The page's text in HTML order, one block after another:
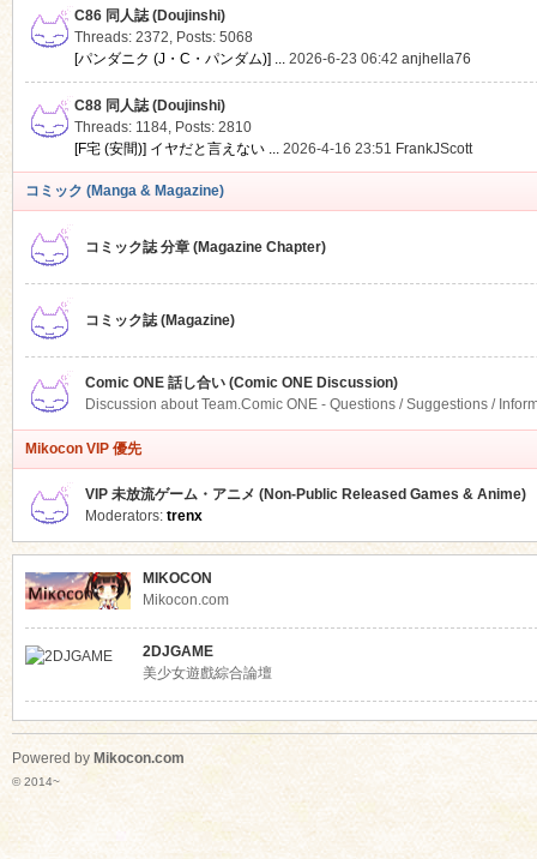
C86 同人誌 (Doujinshi)
Threads: 2372, Posts: 5068
[パンダニク (J・C・パンダム)] ... 2026-6-23 06:42 anjhella76
C88 同人誌 (Doujinshi)
Threads: 1184, Posts: 2810
[F宅 (安間)] イヤだと言えない ... 2026-4-16 23:51 FrankJScott
コミック (Manga & Magazine)
コミック誌 分章 (Magazine Chapter)
コミック誌 (Magazine)
Comic ONE 話し合い (Comic ONE Discussion)
Discussion about Team.Comic ONE - Questions / Suggestions /
Mikocon VIP 優先
VIP 未放流ゲーム・アニメ (Non-Public Released Games & Anime)
Moderators: trenx
MIKOCON
Mikocon.com
2DJGAME
美少女遊戲綜合論壇
Powered by Mikocon.com
© 2014~